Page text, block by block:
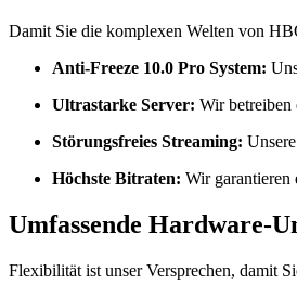
Damit Sie die komplexen Welten von
Anti-Freeze 10.0 Pro System:
Ultrastarke Server: Wir betreiben
Störungsfreies Streaming:
Höchste Bitraten: Wir garantieren
Umfassende Hardware-
Flexibilität ist unser Versprechen, damit